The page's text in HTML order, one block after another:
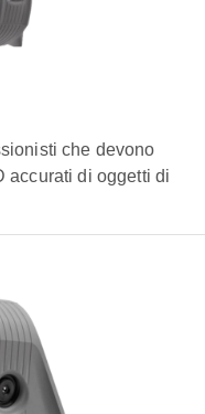
che devono
accurati di oggetti di